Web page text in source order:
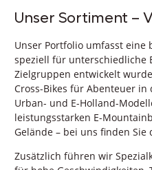
Unser Sortiment –
Unser Portfolio umfasst eine
speziell für unterschiedliche
Zielgruppen entwickelt
Cross-Bikes für Abenteuer
Urban- und E-Holland-
leistungsstarken E-
Gelände – bei uns finden Sie
Zusätzlich führen wir